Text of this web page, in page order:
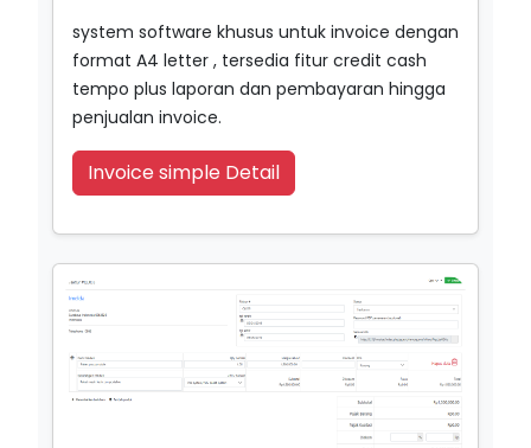
system software khusus untuk invoice dengan
format A4 letter , tersedia fitur credit cash
tempo plus laporan dan pembayaran hingga
penjualan invoice.
Invoice simple Detail